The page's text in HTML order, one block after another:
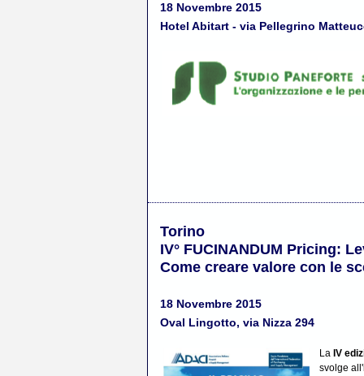
18 Novembre 2015
Hotel Abitart - via Pellegrino
Torino
IV° FUCINANDUM Pricing:
Come creare valore con le
18 Novembre 2015
Oval Lingotto, via Nizza 294
La IV
svolge